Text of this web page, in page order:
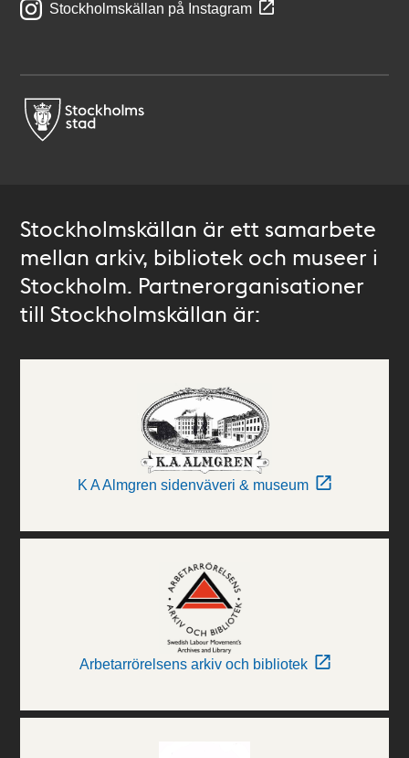
Stockholmskällan på Instagram
Stockholmskällan är ett samarbete
mellan arkiv, bibliotek och museer i
Stockholm. Partnerorganisationer
till Stockholmskällan är:
K A Almgren sidenväveri & museum
Arbetarrörelsens arkiv och bibliotek